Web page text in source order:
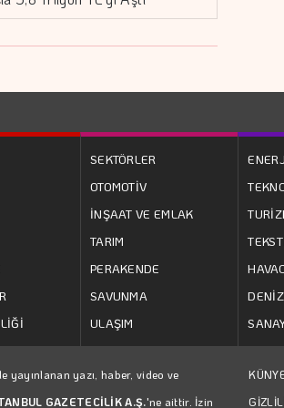
SEKTÖRLER
OTOMOTİV
İNŞAAT VE EMLAK
TARIM
PERAKENDE
SAVUNMA
ULAŞIM
yayınlanan yazı, haber, video ve
GAZETECİLİK A.Ş.'ne aittir. İzin